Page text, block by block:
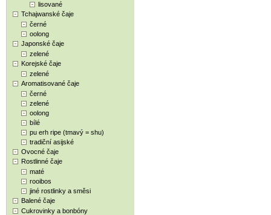
lisované
Tchajwanské čaje
černé
oolong
Japonské čaje
zelené
Korejské čaje
zelené
Aromatisované čaje
černé
zelené
oolong
bílé
pu erh ripe (tmavý = shu)
tradiční asijské
Ovocné čaje
Rostlinné čaje
maté
rooibos
jiné rostlinky a směsi
Balené čaje
Cukrovinky a bonbóny